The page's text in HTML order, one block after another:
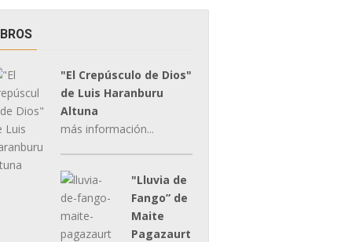
"El Crepúsculo de Dios"
de Luis Haranburu
Altuna
más información...
"Lluvia de
Fango” de
Maite
Pagazaurt